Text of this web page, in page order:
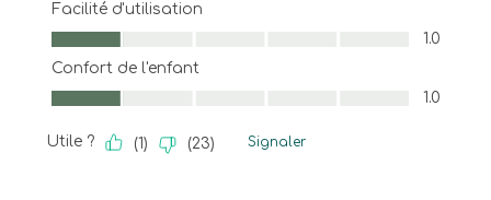
Facilité d'utilisation
Facilité d'utilisation, 1.0 sur 5
1.0
Confort de l'enfant
Confort de l'enfant, 1.0 sur 5
1.0
Utile ? (1) (23) Signaler